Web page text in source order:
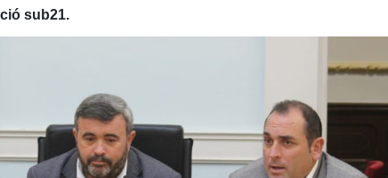
sub21.